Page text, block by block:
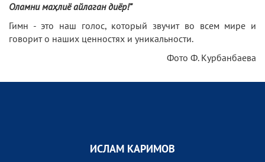
Оламни маҳлиё айлаган диёр!”
Гимн - это наш голос, который звучит во всем мире и
говорит о наших ценностях и уникальности.
Фото Ф. Курбанбаева
ИСЛАМ КАРИМОВ